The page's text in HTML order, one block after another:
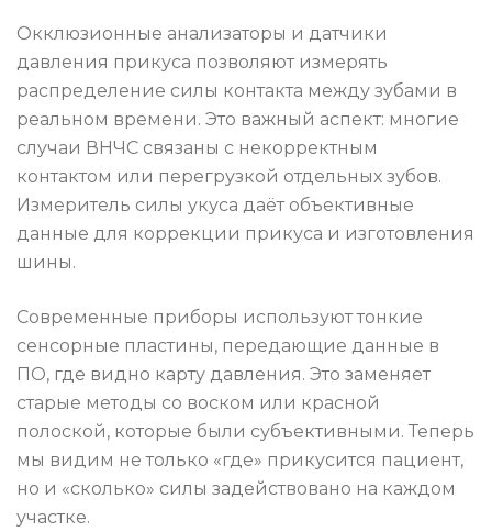
Окклюзионные анализаторы и датчики
давления прикуса позволяют измерять
распределение силы контакта между зубами в
реальном времени. Это важный аспект: многие
случаи ВНЧС связаны с некорректным
контактом или перегрузкой отдельных зубов.
Измеритель силы укуса даёт объективные
данные для коррекции прикуса и изготовления
шины.
Современные приборы используют тонкие
сенсорные пластины, передающие данные в
ПО, где видно карту давления. Это заменяет
старые методы со воском или красной
полоской, которые были субъективными. Теперь
мы видим не только «где» прикусится пациент,
но и «сколько» силы задействовано на каждом
участке.